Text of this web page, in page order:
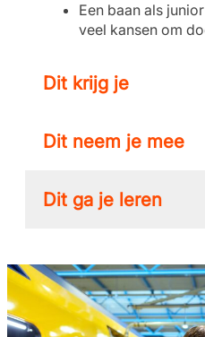
Een baan als
veel kansen om
Dit krijg je
Dit neem je mee
Dit ga je leren